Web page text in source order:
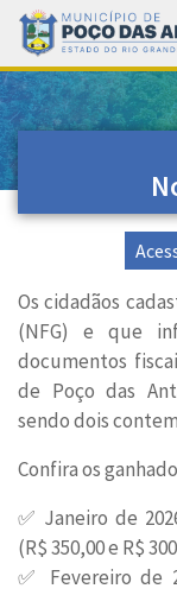
Ir para conteúdo
Conteúdo Principal
Os cidadãos
(NFG) e que
documentos
de Poço das
sendo dois
Confira os
✅ Janeiro de
(R$ 350,00 e R$
✅ Fevereiro de